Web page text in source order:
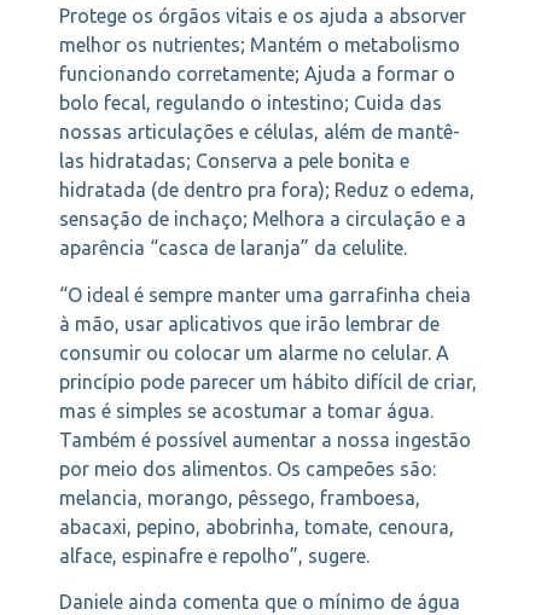
Protege os órgãos vitais e os ajuda a absorver
melhor os nutrientes; Mantém o metabolismo
funcionando corretamente; Ajuda a formar o
bolo fecal, regulando o intestino; Cuida das
nossas articulações e células, além de mantê-
las hidratadas; Conserva a pele bonita e
hidratada (de dentro pra fora); Reduz o edema,
sensação de inchaço; Melhora a circulação e a
aparência “casca de laranja” da celulite.
“O ideal é sempre manter uma garrafinha cheia
à mão, usar aplicativos que irão lembrar de
consumir ou colocar um alarme no celular. A
princípio pode parecer um hábito difícil de criar,
mas é simples se acostumar a tomar água.
Também é possível aumentar a nossa ingestão
por meio dos alimentos. Os campeões são:
melancia, morango, pêssego, framboesa,
abacaxi, pepino, abobrinha, tomate, cenoura,
alface, espinafre e repolho”, sugere.
Daniele ainda comenta que o mínimo de água